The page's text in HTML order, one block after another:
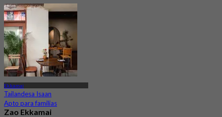
Ekkamai
Tailandesa Isaan
Apto para familias
Zao Ekkamai